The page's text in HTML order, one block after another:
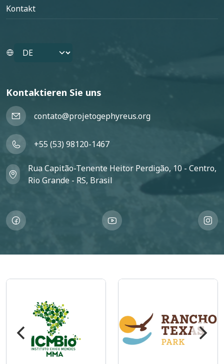
Kontakt
Select your language
Kontaktieren Sie uns
contato@projetogephyreus.org
+55 (53) 98120-1467
Rua Capitão-Tenente Heitor Perdigão, 10 - Centro,
Rio Grande - RS, Brasil